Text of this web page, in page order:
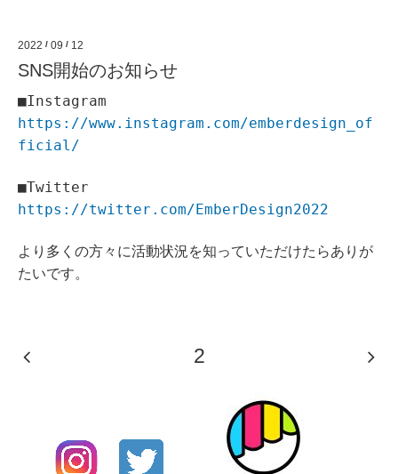
2022 / 09 / 12
SNS開始のお知らせ
■Instagram
https://www.instagram.com/emberdesign_of
ficial/
■Twitter
https://twitter.com/EmberDesign2022
より多くの方々に活動状況を知っていただけたらありが
たいです。
2